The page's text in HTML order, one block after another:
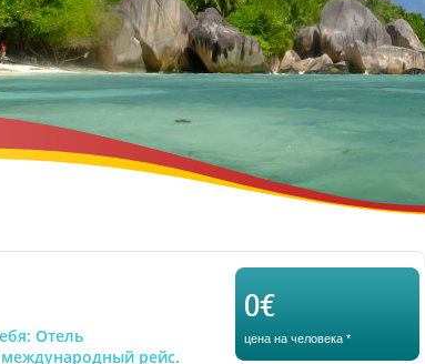
Отель
рейс.
0€
цена на человека *